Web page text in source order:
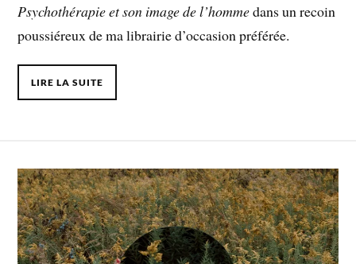
Psychothérapie et son image de l’hommedans un recoin
poussiéreux de ma librairie d’occasion préférée.
LIRE LA SUITE